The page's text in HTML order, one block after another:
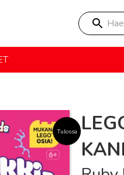
Hae
Tulossa